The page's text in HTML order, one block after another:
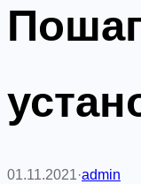
01.11.2021·admin